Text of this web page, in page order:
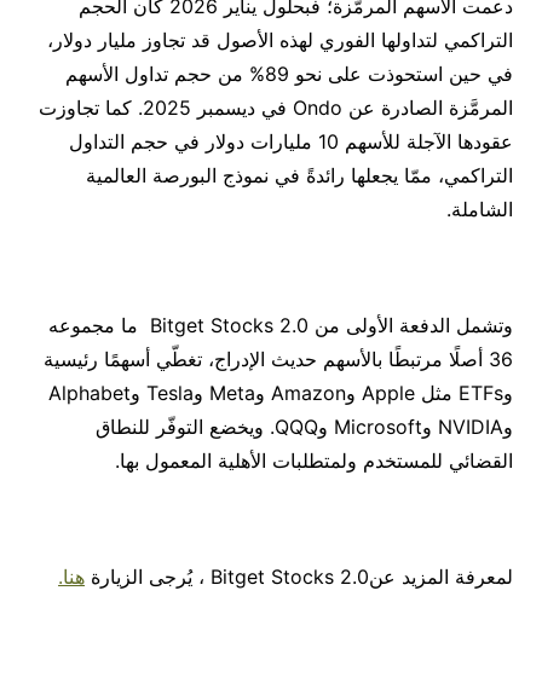
دعمت الأسهم المرمَّزة؛ فبحلول يناير 2026 كان الحجم
التراكمي لتداولها الفوري لهذه الأصول قد تجاوز مليار دولار،
في حين استحوذت على نحو 89% من حجم تداول الأسهم
المرمَّزة الصادرة عن Ondo في ديسمبر 2025. كما تجاوزت
عقودها الآجلة للأسهم 10 مليارات دولار في حجم التداول
التراكمي، ممّا يجعلها رائدةً في نموذج البورصة العالمية
الشاملة.
وتشمل الدفعة الأولى من Bitget Stocks 2.0 ما مجموعه
36 أصلًا مرتبطًا بالأسهم حديث الإدراج، تغطّي أسهمًا رئيسية
وETFs مثل Apple وAmazon وMeta وTesla وAlphabet
وNVIDIA وMicrosoft وQQQ.
ويخضع التوفّر للنطاق
القضائي للمستخدم ولمتطلبات الأهلية المعمول بها.
لمعرفة المزيد عنBitget Stocks 2.0 ، يُرجى الزيارة هنا.